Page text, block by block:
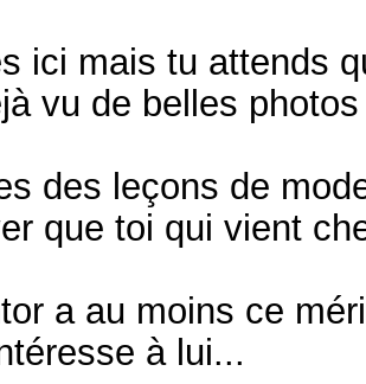
ici mais tu attends
vu de belles
des leçons de
que toi qui vient
a au moins ce
à lui...